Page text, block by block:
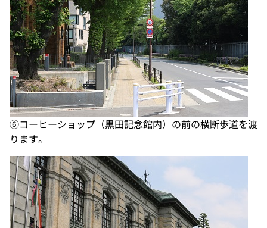
⑥コーヒーショップ（黒田記念館内）の前の横断歩道を渡
ります。